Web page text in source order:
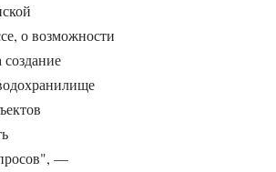
о возможности
—